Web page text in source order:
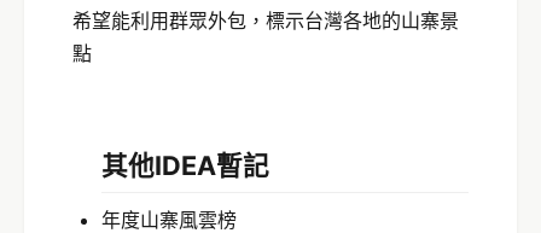
希望能利用群眾外包，標示台灣各地的山寨景
點
其他IDEA暫記
年度山寨風雲榜